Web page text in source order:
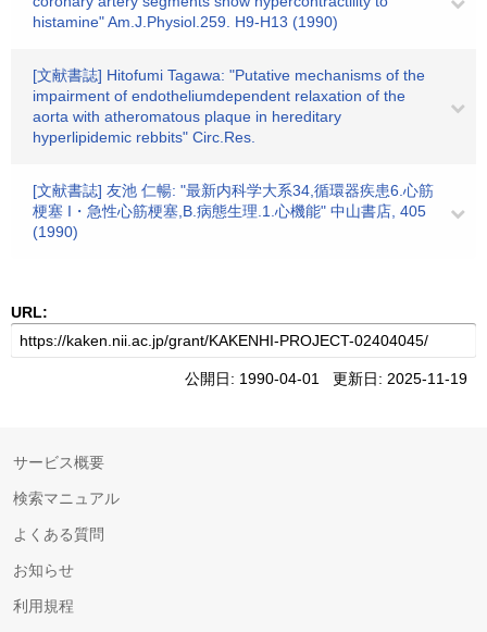
histamine" Am.J.Physiol.259. H9-H13 (1990)
[文献書誌] Hitofumi Tagawa: "Putative mechanisms of the
impairment of endotheliumdependent relaxation of the
aorta with atheromatous plaque in hereditary
hyperlipidemic rebbits" Circ.Res.
[文献書誌] 友池 仁暢: "最新内科学大系34,循環器疾患6.心筋
梗塞 I・急性心筋梗塞,B.病態生理.1.心機能" 中山書店, 405
(1990)
URL:
公開日: 1990-04-01 更新日: 2025-11-19
サービス概要
検索マニュアル
よくある質問
お知らせ
利用規程